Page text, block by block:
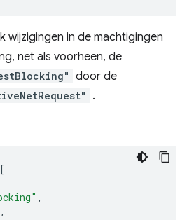
wijzigingen in de machtigingen
net als voorheen, de
door de
.
[
,
,